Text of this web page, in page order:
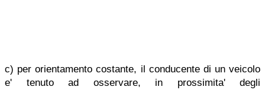
c) per orientamento costante, il conducente di un veicolo
e' tenuto ad osservare, in prossimita' degli